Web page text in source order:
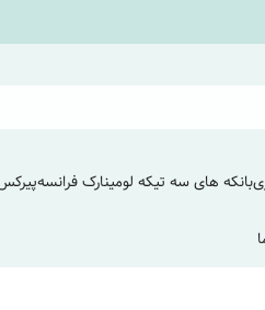
بانکه های سه تیکه لومینارک فرانسه